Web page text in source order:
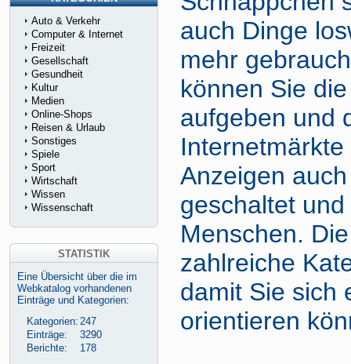
auch Dinge
mehr
können Sie
aufgeben und
Anzeigen
geschaltet
Menschen.
zahlreiche
damit Sie sich
orientieren
Auto & Verkehr
Computer & Internet
Freizeit
Gesellschaft
Gesundheit
Kultur
Medien
Online-Shops
Reisen & Urlaub
Sonstiges
Spiele
Sport
Wirtschaft
Wissen
Wissenschaft
STATISTIK
Eine Übersicht über die im
Webkatalog vorhandenen
Einträge und Kategorien:
Kategorien: 247
Einträge:
3290
Berichte:
178